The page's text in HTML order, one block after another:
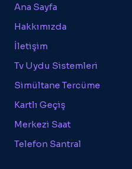
Ana Sayfa
Hakkımızda
İletişim
Tv Uydu Sistemleri
Simültane Tercüme
Kartlı Geçiş
Merkezi Saat
Telefon Santral